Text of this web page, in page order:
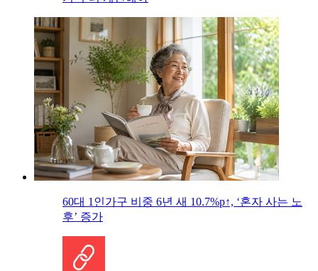
60대 1인가구 비중 6년 새 10.7%p↑, ‘혼자 사는 노
후’ 증가